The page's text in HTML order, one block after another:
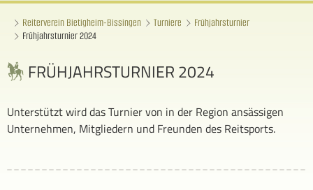
Reiterverein Bietigheim-Bissingen Turniere
Frühjahrsturnier
Frühjahrsturnier 2024
FRÜHJAHRSTURNIER 2024
Unterstützt wird das Turnier von in der Region ansässigen
Unternehmen, Mitgliedern und Freunden des Reitsports.